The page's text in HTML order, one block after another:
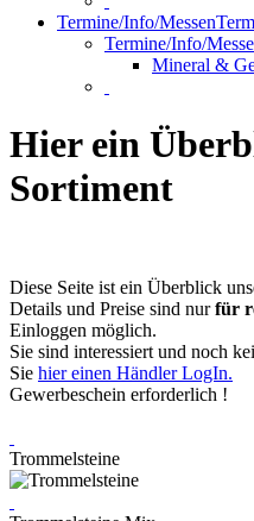
Termine/Info/Messen
Termine/Info/
Mineral &
Hier ein
Sortiment
Diese Seite ist ein Überblick
Details und Preise sind nurfür
Einloggen möglich.
Sie sind interessiert und noch
Sie hier einen Händler LogIn.
Gewerbeschein erforderlich !
Trommelsteine